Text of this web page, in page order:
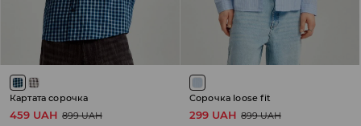
Картата сорочка
459 UAH 899 UAH
Сорочка loose fit
299 UAH 899 UAH